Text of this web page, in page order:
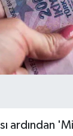
ardından